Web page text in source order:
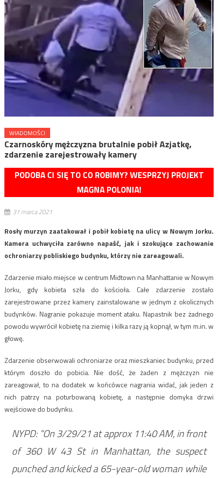
WIADOMOŚCI
Czarnoskóry mężczyzna brutalnie pobił Azjatkę,
zdarzenie zarejestrowały kamery
PODOBA CI SIĘ TO CO ROBIMY? WESPRZYJ PROJEKT
MAGNA POLONIA!
31 marca 2021
Rosły murzyn zaatakował i pobił kobietę na ulicy w Nowym Jorku.
Kamera uchwyciła zarówno napaść, jak i szokujące zachowanie
ochroniarzy pobliskiego budynku, którzy nie zareagowali.
Zdarzenie miało miejsce w centrum Midtown na Manhattanie w Nowym
Jorku, gdy kobieta szła do kościoła. Całe zdarzenie zostało
zarejestrowane przez kamery zainstalowane w jednym z okolicznych
budynków. Nagranie pokazuje moment ataku. Napastnik bez żadnego
powodu wywrócił kobietę na ziemię i kilka razy ją kopnął, w tym m.in. w
głowę.
Zdarzenie obserwowali ochroniarze oraz mieszkaniec budynku, przed
którym doszło do pobicia. Nie dość, że żaden z mężczyzn nie
zareagował, to na dodatek w końcówce nagrania widać, jak jeden z
nich patrzy na poturbowaną kobietę, a następnie domyka drzwi
wejściowe do budynku.
NYPD: “On 3/29/21 at approx 11:40 AM, in front
of 360 W 43 St in Manhattan, the suspect
punched and kicked a 65-year-old woman while